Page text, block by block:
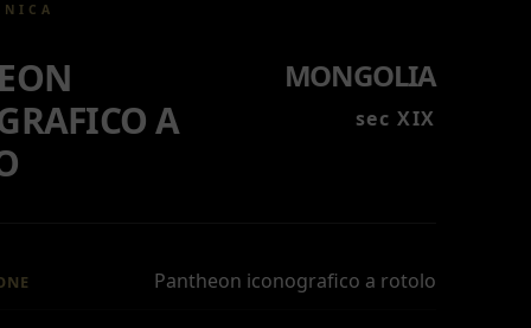
A
MONGOLIA
sec XIX
Pantheon iconografico a rotolo